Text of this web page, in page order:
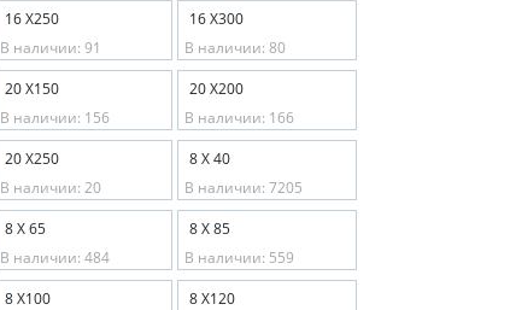
16 Х250
В наличии: 91
16 Х300
В наличии: 80
20 Х150
В наличии: 156
20 Х200
В наличии: 166
20 Х250
В наличии: 20
8 Х 40
В наличии: 7205
8 Х 65
В наличии: 484
8 Х 85
В наличии: 559
8 Х100
8 Х120